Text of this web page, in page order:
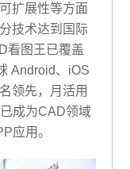
扩展性等方面
技术达到国际
看图王已覆盖
Android、iOS
领先，月活用
成为CAD领域
应用。